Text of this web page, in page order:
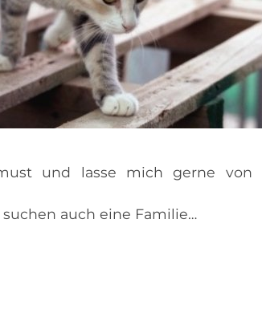
und lasse mich gerne von
auch eine Familie…